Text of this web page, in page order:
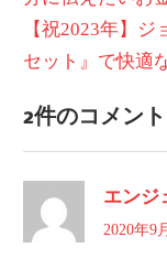
稿
ナ
ビ
ゲ
ー
シ
投
稿:
次
の
稿:
【祝2023年】
セット』で快適
2件のコメント
エンジ
2020年9